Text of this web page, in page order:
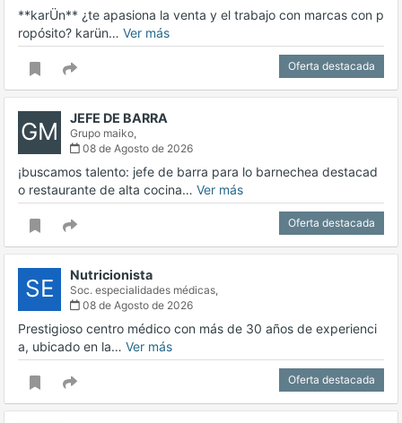
**karÜn** ¿te apasiona la venta y el trabajo con marcas con p
ropósito? karün… Ver más
Oferta destacada
GM JEFE DE BARRA
Grupo maiko,
08 de Agosto de 2026
¡buscamos talento: jefe de barra para lo barnechea destacad
o restaurante de alta cocina… Ver más
Oferta destacada
SE Nutricionista
Soc. especialidades médicas,
08 de Agosto de 2026
Prestigioso centro médico con más de 30 años de experienci
a, ubicado en la… Ver más
Oferta destacada